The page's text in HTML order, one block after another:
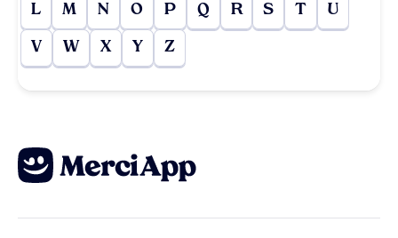
L M N O P Q R S T U
V W X Y Z